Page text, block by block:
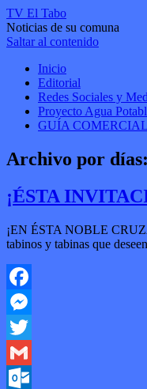
TV El Tabo
Noticias de su comuna
Saltar al contenido
Inicio
Editorial
Redes Sociales y
Proyecto Agua
GUÍA COMERCIAL
Archivo por días:
¡ÉSTA
¡EN ÉSTA NOBLE
tabinos y tabinas que
Facebook
Messenger
Twitter
Gmail